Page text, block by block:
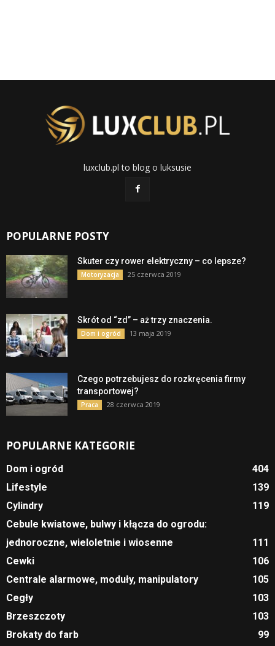
luxclub.pl to blog o luksusie
POPULARNE POSTY
Skuter czy rower elektryczny – co lepsze?
Motoryzacja 25 czerwca 2019
Skrót od “zd” – aż trzy znaczenia.
Dom i ogród 13 maja 2019
Czego potrzebujesz do rozkręcenia firmy
transportowej?
Praca 28 czerwca 2019
POPULARNE KATEGORIE
Dom i ogród
404
Lifestyle
139
Cylindry
119
Cebule kwiatowe, bulwy i kłącza do ogrodu:
jednoroczne, wieloletnie i wiosenne
111
Cewki
106
Centrale alarmowe, moduły, manipulatory
105
Cegły
103
Brzeszczoty
103
Brokaty do farb
99